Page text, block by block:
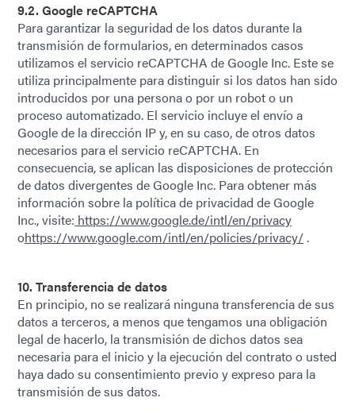
9.2. Google reCAPTCHA
Para garantizar la seguridad de los datos durante la
transmisión de formularios, en determinados casos
utilizamos el servicio reCAPTCHA de Google Inc. Este se
utiliza principalmente para distinguir si los datos han sido
introducidos por una persona o por un robot o un
proceso automatizado. El servicio incluye el envío a
Google de la dirección IP y, en su caso, de otros datos
necesarios para el servicio reCAPTCHA. En
consecuencia, se aplican las disposiciones de protección
de datos divergentes de Google Inc. Para obtener más
información sobre la política de privacidad de Google
Inc., visite: https://www.google.de/intl/en/privacy
ohttps://www.google.com/intl/en/policies/privacy/.
10. Transferencia de datos
En principio, no se realizará ninguna transferencia de sus
datos a terceros, a menos que tengamos una obligación
legal de hacerlo, la transmisión de dichos datos sea
necesaria para el inicio y la ejecución del contrato o usted
haya dado su consentimiento previo y expreso para la
transmisión de sus datos.